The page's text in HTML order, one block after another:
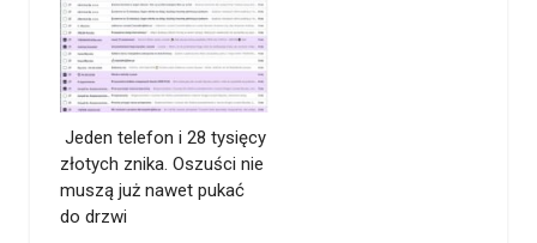
Jeden telefon i 28 tysięcy
złotych znika. Oszuści nie
muszą już nawet pukać
do drzwi